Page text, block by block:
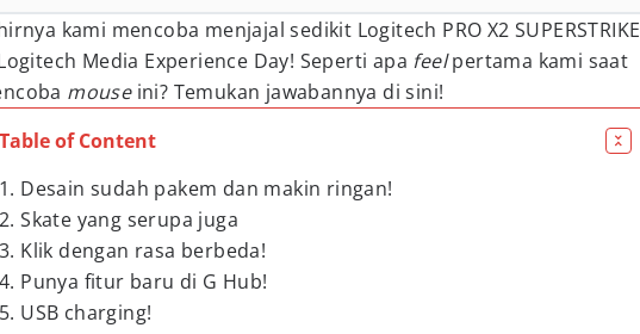
kami mencoba menjajal sedikit Logitech PRO X2 SUPERSTRIKE
Media Experience Day! Seperti apa feelpertama kami saat
mouse ini? Temukan jawabannya di sini!
Table of Content
1. Desain sudah pakem dan makin ringan!
2. Skate yang serupa juga
3. Klik dengan rasa berbeda!
4. Punya fitur baru di G Hub!
5. USB charging!